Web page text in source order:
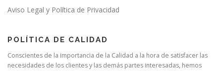
Aviso Legal y Política de Privacidad
POLÍTICA DE CALIDAD
Conscientes de la importancia de la Calidad a la hora de satisfacer las
necesidades de los clientes y las demás partes interesadas, hemos